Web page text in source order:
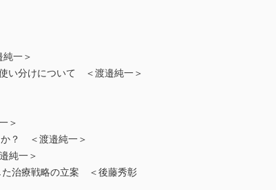
一＞
い分けについて ＜渡邉純一＞
＞
？ ＜渡邉純一＞
純一＞
治療戦略の立案 ＜後藤秀彰